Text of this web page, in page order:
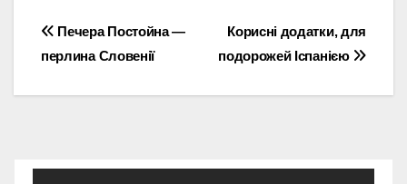
Навігація
записів
Корисні додатки, для
подорожей Іспанією
Печера Постойна —
перлина Словенії